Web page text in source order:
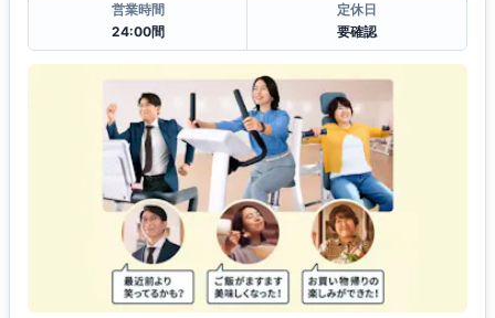
営業時間
24:00間
定休日
要確認